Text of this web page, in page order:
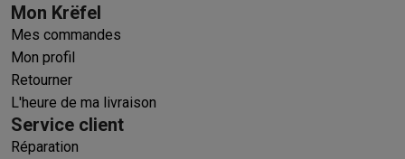
Mon Krëfel
Mes commandes
Mon profil
Retourner
L'heure de ma livraison
Service client
Réparation